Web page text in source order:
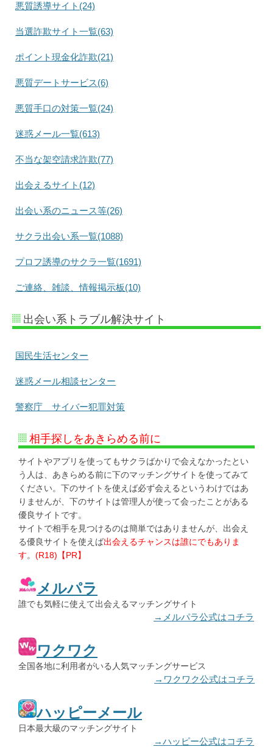
悪質誘導サイト(24)
当選詐欺サイト一覧(63)
ポイント現金化詐欺(21)
悪質デートサービス(6)
悪質手口の対策一覧(24)
迷惑メール一覧(613)
不当な架空請求詐欺(77)
出会えるサイト(12)
出会い系のニュース等(26)
サクラ出会い系一覧(1088)
プロフ誘導のサクラ一覧(1691)
ご連絡、雑談、情報掲示板(10)
出会い系トラブル解決サイト
国民生活センター
迷惑メール相談センター
警察庁 サイバー犯罪対策
相手探しをあきらめる前に
サイトやアプリを使ってもサクラばかりで会えなかったとい
う人は、あきらめる前に下のマッチングサイトを使ってみて
ください。下のサイトを使えば必ず会えるというわけではあ
りませんが、下のサイトは管理人が使って会ったことがある
優良サイトです。
サイトで相手を見つけるのは簡単ではありませんが、出会え
る優良サイトを使えば出会えるチャンスは誰にでもありま
す。 (R18)【PR】
メルパラ
誰でも気軽に使えて出会えるマッチングサイト
→メルパラ公式はコチラ
ワクワク
全国各地に利用者がいる人気マッチングサービス
→ワクワク公式はコチラ
ハッピーメール
日本最大級のマッチングサイト
→ハッピー公式はコチラ